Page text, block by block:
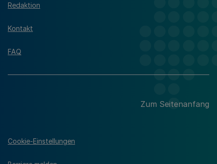
Redaktion
Kontakt
FAQ
Zum Seitenanfang
Cookie-Einstellungen